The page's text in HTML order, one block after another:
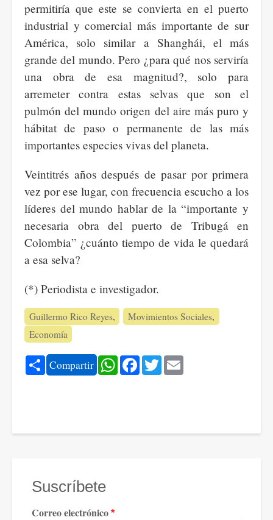
permitiría que este se convierta en el puerto
industrial y comercial más importante de sur
América, solo similar a Shanghái, el más
grande del mundo. Pero ¿para qué nos serviría
una obra de esa magnitud?, solo para
arremeter contra estas selvas que son el
pulmón del mundo origen del aire más puro y
hábitat de paso o permanente de las más
importantes especies vivas del planeta.
Veintitrés años después de pasar por primera
vez por ese lugar, con frecuencia escucho a los
líderes del mundo hablar de la “importante y
necesaria obra del puerto de Tribugá en
Colombia” ¿cuánto tiempo de vida le quedará
a esa selva?
(*) Periodista e investigador.
Guillermo Rico Reyes
Movimientos Sociales
Economía
Share
Compartir WhatsApp
Facebook
Twitter
Suscríbete
Correo electrónico